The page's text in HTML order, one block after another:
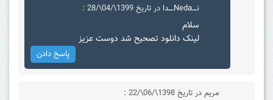
نــــNedaــــدا در تاریخ 1399\/04\/28 :
سلام
لینک دانلود تصحیح شد دوست عزیز
پاسخ دادن
مریم در تاریخ 1398\/06\/22 :